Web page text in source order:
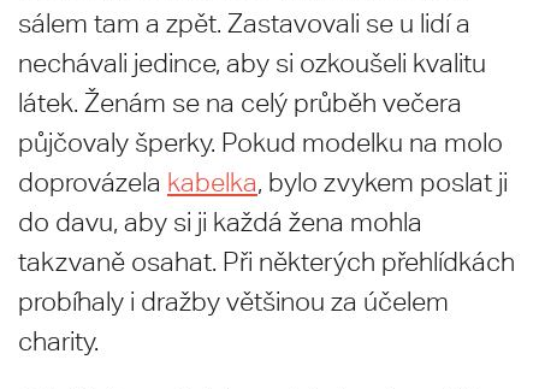
sálem tam a zpět. Zastavovali se u lidí a
nechávali jedince, aby si ozkoušeli kvalitu
látek. Ženám se na celý průběh večera
půjčovaly šperky. Pokud modelku na molo
doprovázela kabelka, bylo zvykem poslat ji
do davu, aby si ji každá žena mohla
takzvaně osahat. Při některých přehlídkách
probíhaly i dražby většinou za účelem
charity.